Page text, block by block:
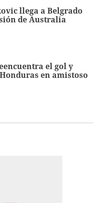
llega a Belgrado
de Australia
el gol y
en amistoso